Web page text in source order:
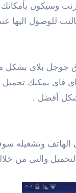
وسيكون
للوصول
بلاى بشكل
فاى يمكنك
أفضل .
الهاتف وتشغيله
والتى من